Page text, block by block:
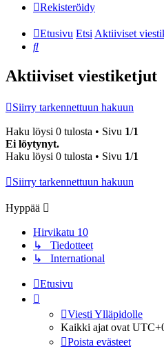
Rekisteröidy
Etusivu EtsiAktiiviset
Etsi
Aktiiviset viestiketjut
Siirry tarkennettuun hakuun
Haku löysi 0 tulosta • Sivu 1/1
Ei löytynyt.
Haku löysi 0 tulosta • Sivu 1/1
Siirry tarkennettuun hakuun
Hyppää
Hirvikatu 10
↳ Tiedotteet
↳ International
Etusivu
Viesti Ylläpidolle
Kaikki ajat ovat
Poista evästeet